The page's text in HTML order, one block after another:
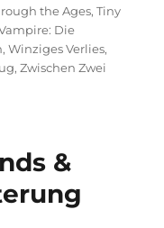
the Ages,Tiny
Die
,Winziges Verlies,
,Zwischen Zwei
&